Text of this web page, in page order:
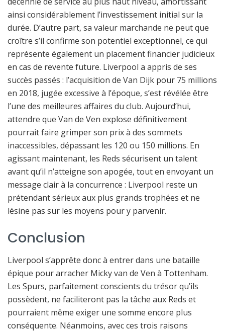
ainsi considérablement l’investissement initial sur la
durée. D’autre part, sa valeur marchande ne peut que
croître s’il confirme son potentiel exceptionnel, ce qui
représente également un placement financier judicieux
en cas de revente future. Liverpool a appris de ses
succès passés : l’acquisition de Van Dijk pour 75 millions
en 2018, jugée excessive à l’époque, s’est révélée être
l’une des meilleures affaires du club. Aujourd’hui,
attendre que Van de Ven explose définitivement
pourrait faire grimper son prix à des sommets
inaccessibles, dépassant les 120 ou 150 millions. En
agissant maintenant, les Reds sécurisent un talent
avant qu’il n’atteigne son apogée, tout en envoyant un
message clair à la concurrence : Liverpool reste un
prétendant sérieux aux plus grands trophées et ne
lésine pas sur les moyens pour y parvenir.
Conclusion
Liverpool s’apprête donc à entrer dans une bataille
épique pour arracher Micky van de Ven à Tottenham.
Les Spurs, parfaitement conscients du trésor qu’ils
possèdent, ne faciliteront pas la tâche aux Reds et
pourraient même exiger une somme encore plus
conséquente. Néanmoins, avec ces trois raisons